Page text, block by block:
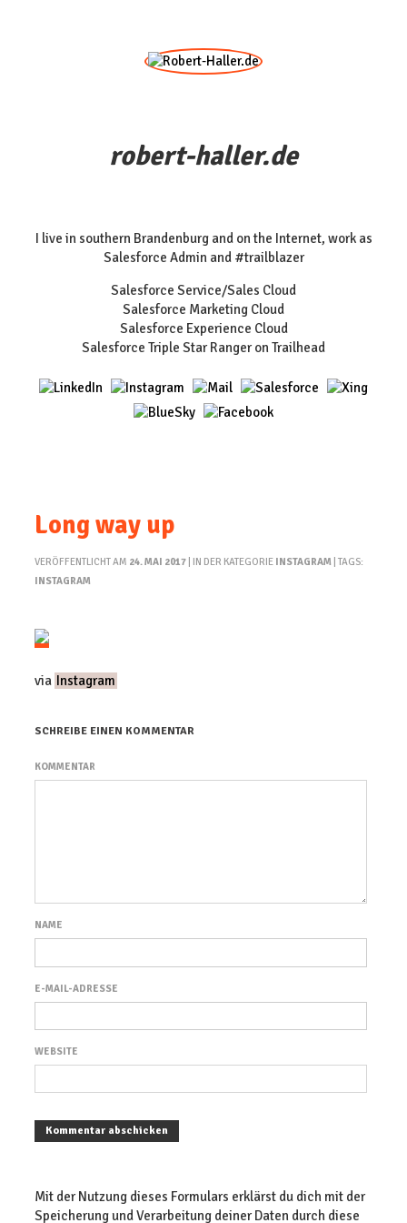
robert-haller.de
I live in southern Brandenburg and on the Internet, work as
Salesforce Admin and #trailblazer
Salesforce Service/Sales Cloud
Salesforce Marketing Cloud
Salesforce Experience Cloud
Salesforce Triple Star Ranger on Trailhead
Long way up
VERÖFFENTLICHT AM 24. MAI 2017 | IN DER KATEGORIE INSTAGRAM | TAGS:
INSTAGRAM
via Instagram
SCHREIBE EINEN KOMMENTAR
KOMMENTAR
NAME
E-MAIL-ADRESSE
WEBSITE
Mit der Nutzung dieses Formulars erklärst du dich mit der
Speicherung und Verarbeitung deiner Daten durch diese